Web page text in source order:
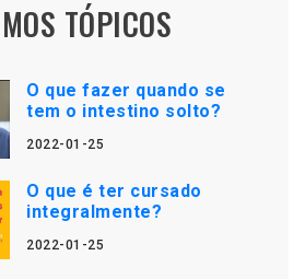
TÓPICOS
O que fazer quando se
tem o intestino solto?
2022-01-25
O que é ter cursado
integralmente?
2022-01-25